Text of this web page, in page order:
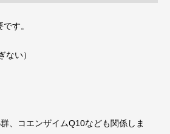
す。
ない）
、コエンザイムQ10なども関係しま